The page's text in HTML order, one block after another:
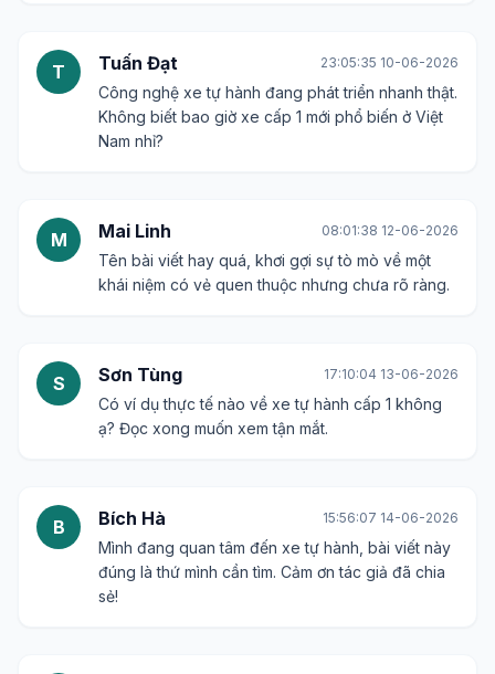
T Tuấn Đạt 23:05:35 10-06-2026
Công nghệ xe tự hành đang phát triển nhanh thật.
Không biết bao giờ xe cấp 1 mới phổ biến ở Việt
Nam nhỉ?
M Mai Linh 08:01:38 12-06-2026
Tên bài viết hay quá, khơi gợi sự tò mò về một
khái niệm có vẻ quen thuộc nhưng chưa rõ ràng.
S Sơn Tùng 17:10:04 13-06-2026
Có ví dụ thực tế nào về xe tự hành cấp 1 không
ạ? Đọc xong muốn xem tận mắt.
B Bích Hà 15:56:07 14-06-2026
Mình đang quan tâm đến xe tự hành, bài viết này
đúng là thứ mình cần tìm. Cảm ơn tác giả đã chia
sẻ!